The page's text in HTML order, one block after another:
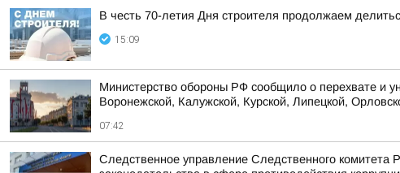
В честь 70-летия Дня строителя продолжаем
15:09
Министерство обороны РФ сообщило о перехвате и
Воронежской, Калужской, Курской, Липецкой,
07:42
Следственное управление Следственного